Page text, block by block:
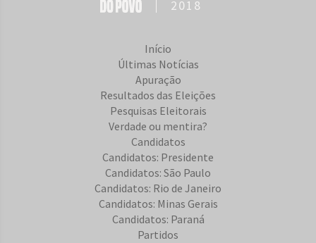
2018
Início
Últimas Notícias
Apuração
Resultados das Eleições
Pesquisas Eleitorais
Verdade ou mentira?
Candidatos
Candidatos: Presidente
Candidatos: São Paulo
Candidatos: Rio de Janeiro
Candidatos: Minas Gerais
Candidatos: Paraná
Partidos